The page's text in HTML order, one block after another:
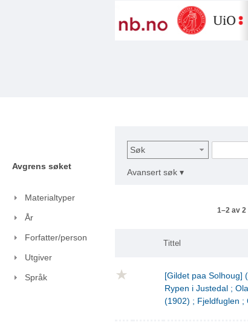
Avgrens søket
Materialtyper
År
Forfatter/person
Utgiver
Språk
Søk
Avansert søk ▾
1–2 av 2
Tittel
[Gildet paa Solhoug]
Rypen i Justedal ;
(1902) ; Fjeldfuglen ;